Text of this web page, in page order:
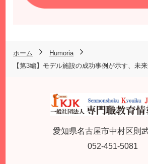
ホーム
Humoria
【第3編】モデル施設の成功事例が示す、未
愛知県名古屋市中村区則
052-451-5081